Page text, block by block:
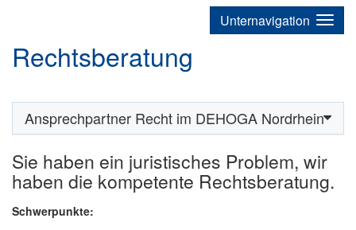
Unternavigation
Rechtsberatung
Ansprechpartner Recht im DEHOGA Nordrhein
Sie haben ein juristisches Problem, wir
haben die kompetente Rechtsberatung.
Schwerpunkte: